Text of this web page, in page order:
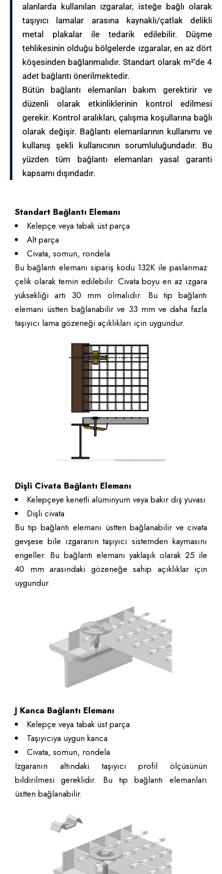
alanlarda kullanılan ızgaralar, isteğe bağlı olarak
taşıyıcı lamalar arasına kaynaklı/çatlak delikli
metal plakalar ile tedarik edilebilir. Düşme
tehlikesinin olduğu bölgelerde ızgaralar, en az dört
köşesinden bağlanmalıdır. Standart olarak m²’de 4
adet bağlantı önerilmektedir.
Bütün bağlantı elemanları bakım gerektirir ve
düzenli olarak etkinliklerinin kontrol edilmesi
gerekir. Kontrol aralıkları, çalışma koşullarına bağlı
olarak değişir. Bağlantı elemanlarının kullanımı ve
kullanış şekli kullanıcının sorumluluğundadır. Bu
yüzden tüm bağlantı elemanları yasal garanti
kapsamı dışındadır.
Standart Bağlantı Elemanı
Kelepçe veya tabak üst parça
Alt parça
Civata, somun, rondela
Bu bağlantı elemanı sipariş kodu 132K ile paslanmaz
çelik olarak temin edilebilir. Civata boyu en az ızgara
yüksekliği artı 30 mm olmalıdır. Bu tip bağlantı
elemanı üstten bağlanabilir ve 33 mm ve daha fazla
taşıyıcı lama gözeneği açıklıkları için uygundur.
Dişli Civata Bağlantı Elemanı
Kelepçeye kenetli alüminyum veya bakır dış yuvası
Dişli civata
Bu tip bağlantı elemanı üstten bağlanabilir ve civata
gevşese bile ızgaranın taşıyıcı sistemden kaymasını
engeller. Bu bağlantı elemanı yaklaşık olarak 25 ile
40 mm arasındaki gözeneğe sahip açıklıklar için
uygundur.
J Kanca Bağlantı Elemanı
Kelepçe veya tabak üst parça
Taşıyıcıya uygun kanca
Civata, somun, rondela
Izgaranın altındaki taşıyıcı profil ölçüsünün
bildirilmesi gereklidir. Bu tip bağlantı elemanları
üstten bağlanabilir.